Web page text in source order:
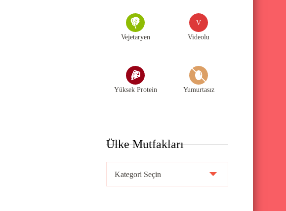
Vejetaryen
V
Videolu
Yüksek Protein Yumurtasız
Ülke Mutfakları
l